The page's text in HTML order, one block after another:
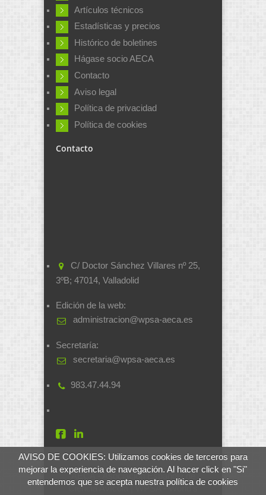
AVISO DE COOKIES: Utilizamos cookies de terceros para
mejorar la experiencia de navegación. Al hacer click en "Si"
entendemos que se acepta nuestra política de cookies
Artículos técnicos
Estadísticas y precios
Histórico de boletines
Hágase socio AECA
Contacto
Aviso legal
Política de privacidad
Política de cookies
Contacto
C/ Doctor Sánchez Villares nº 25,
3ºB; 47014, Valladolid
Edición de la web:
administracion@wpsa-aeca.es
Secretaría:
secretaria@wpsa-aeca.es
983.47.44.94
AECA - Asociación Española de
Ciencia Avícola | WPSA - World's